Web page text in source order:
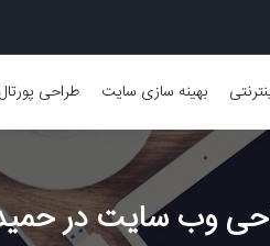
بهینه سازی سایت طراحی پورتال
وب سایت در